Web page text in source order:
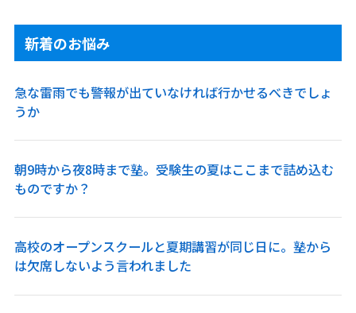
新着のお悩み
急な雷雨でも警報が出ていなければ行かせるべきでしょ
うか
朝9時から夜8時まで塾。受験生の夏はここまで詰め込む
ものですか？
高校のオープンスクールと夏期講習が同じ日に。塾から
は欠席しないよう言われました